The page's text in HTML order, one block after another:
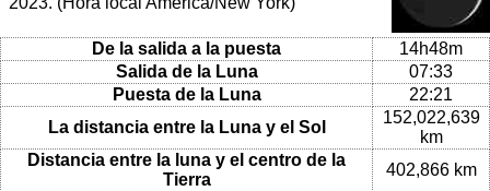
De la salida a la puesta
14h48m
Salida de la Luna
07:33
Puesta de la Luna
22:21
La distancia entre la Luna y el Sol
152,022,639
km
Distancia entre la luna y el centro de la
Tierra
402,866 km